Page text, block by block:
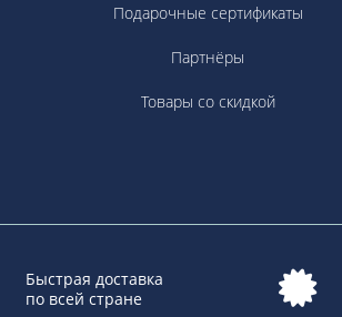
Подарочные сертификаты
Партнёры
Товары со скидкой
Быстрая доставка
по всей стране